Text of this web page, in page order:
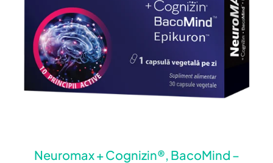
Neuromax + Cognizin®, BacoMind –